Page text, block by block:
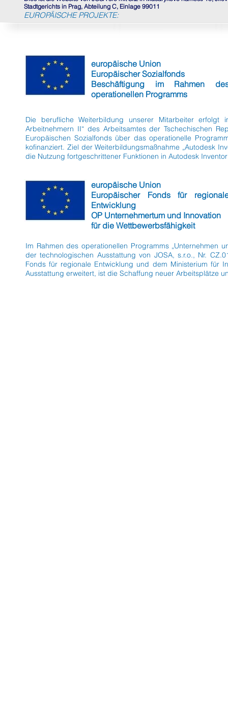
Stadtgerichts in Prag, Abteilung C, Einlage 99011
EUROPÄISCHE PROJEKTE:
europäische Union
Europäischer Sozialfonds
Beschäftigung im Rahmen
operationellen Programms
Die berufliche Weiterbildung unserer Mitarbeiter erfolgt
Arbeitnehmern II“ des Arbeitsamtes der Tschechischen
Europäischen Sozialfonds über das operationelle
kofinanziert. Ziel der Weiterbildungsmaßnahme „Autodesk
die Nutzung fortgeschrittener Funktionen in Autodesk
europäische Union
Europäischer Fonds für
Entwicklung
OP Unternehmertum und Innovation
für die Wettbewerbsfähigkeit
Im Rahmen des operationellen Programms „Unternehmen
der technologischen Ausstattung von JOSA, s.r.o., Nr.
Fonds für regionale Entwicklung und dem Ministerium für
Ausstattung erweitert, ist die Schaffung neuer Arbeitsplätze